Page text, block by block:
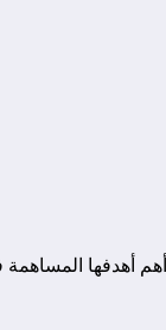
في سنة 2010 من طرف